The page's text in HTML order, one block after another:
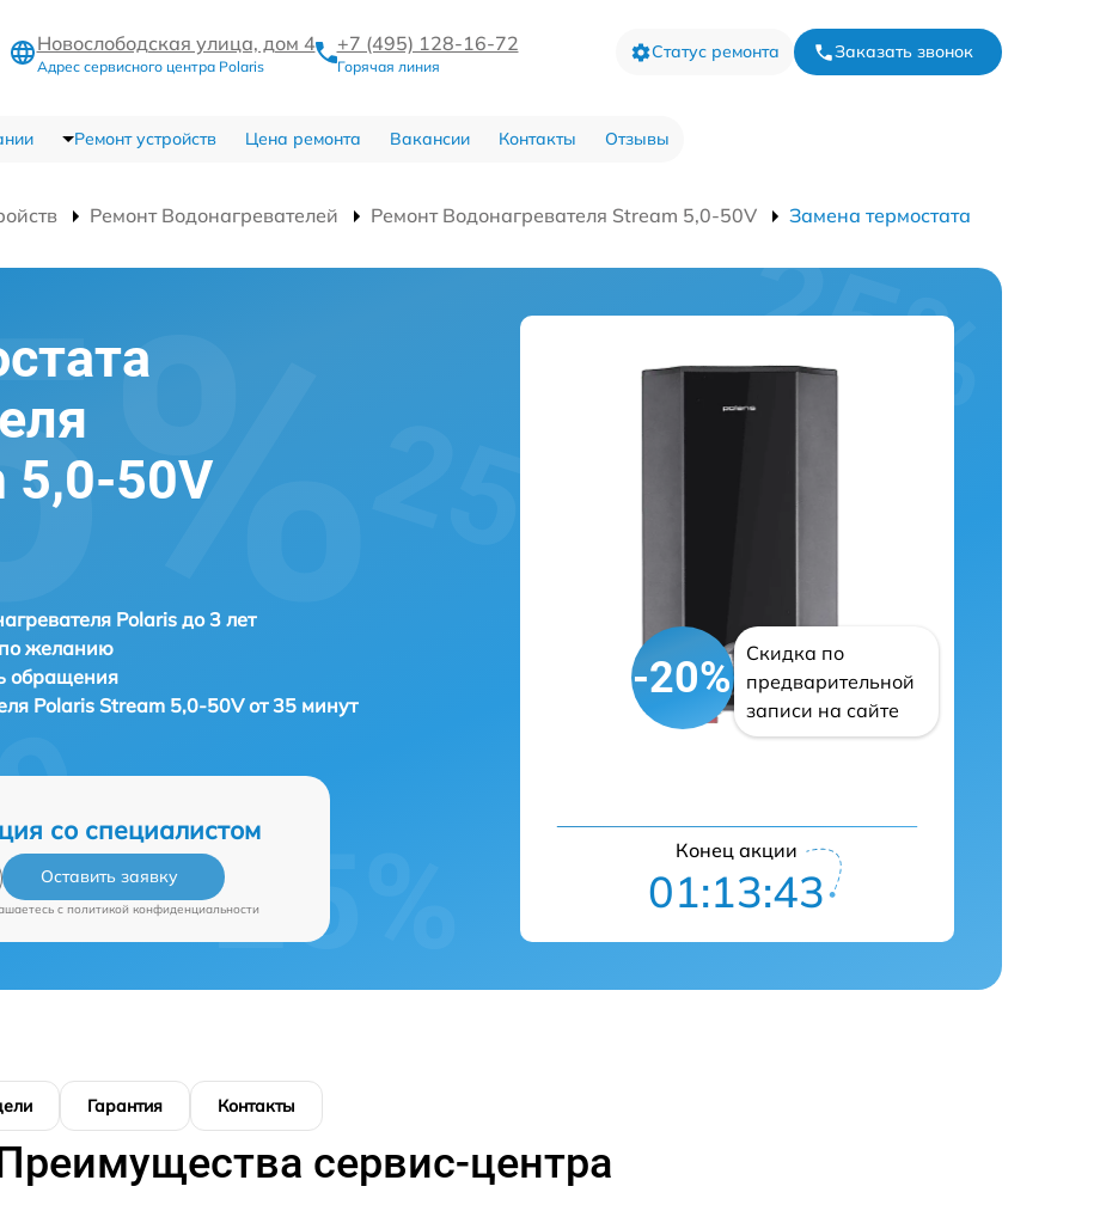
Новослободская улица, дом 4
Адрес сервисного центра Polaris
+7 (495) 128-16-72
Горячая линия
Статус ремонта Заказать звонок
Ремонт устройств Цена ремонта Вакансии Контакты Отзывы
Ремонт Водонагревателей Ремонт Водонагревателя Stream 5,0-50V Замена термостата
5,0-50V
Polaris до 3 лет
желанию
обращения
Polaris Stream 5,0-50V от 35 минут
со специалистом
Оставить заявку
c политикой конфиденциальности
-20%
Скидка по
предварительной
записи на сайте
Конец акции
01:13:42
Гарантия Контакты
сервис-центра